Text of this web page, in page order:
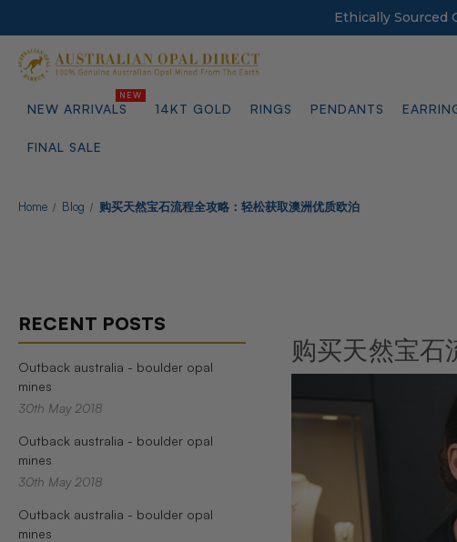
Ethically Sourced
NEW ARRIVALS 14KT GOLD RINGS PENDANTS
FINAL SALE
Home Blog 购买天然宝石流程全攻略：轻松获取澳洲优质欧泊
RECENT POSTS
Outback australia - boulder opal
mines
30th May 2018
Outback australia - boulder opal
mines
30th May 2018
Outback australia - boulder opal
mines
购买天然宝石